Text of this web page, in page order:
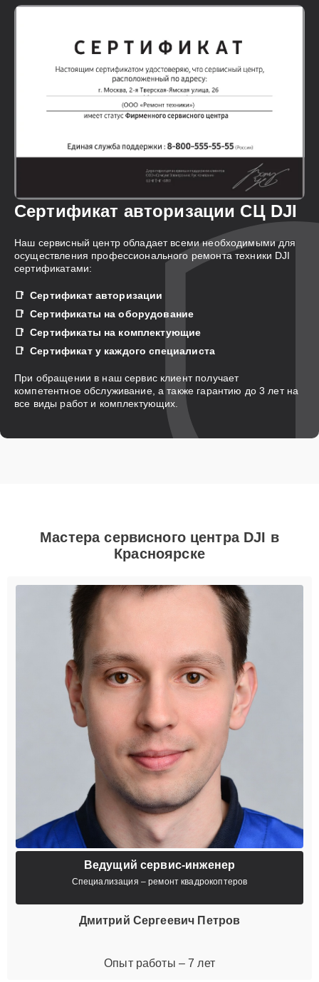
Сертификат авторизации СЦ DJI
Наш сервисный центр обладает всеми необходимыми для
осуществления профессионального ремонта техники DJI
сертификатами:
Сертификат авторизации
Сертификаты на оборудование
Сертификаты на комплектующие
Сертификат у каждого специалиста
При обращении в наш сервис клиент получает
компетентное обслуживание, а также гарантию до 3 лет на
все виды работ и комплектующих.
Мастера сервисного центра DJI в
Красноярске
Ведущий сервис-инженер
Специализация – ремонт квадрокоптеров
Дмитрий Сергеевич Петров
Опыт работы – 7 лет